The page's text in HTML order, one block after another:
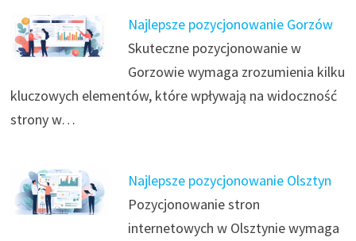
Najlepsze pozycjonowanie Gorzów
Skuteczne pozycjonowanie w
Gorzowie wymaga zrozumienia kilku
kluczowych elementów, które wpływają na widoczność
strony w…
Najlepsze pozycjonowanie Olsztyn
Pozycjonowanie stron
internetowych w Olsztynie wymaga